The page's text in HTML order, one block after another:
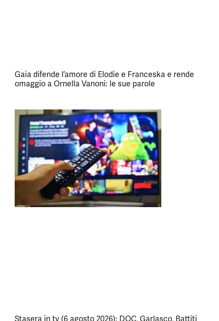
Gaia difende l’amore di Elodie e Franceska e rende
omaggio a Ornella Vanoni: le sue parole
Stasera in tv (6 agosto 2026): DOC, Garlasco, Battiti